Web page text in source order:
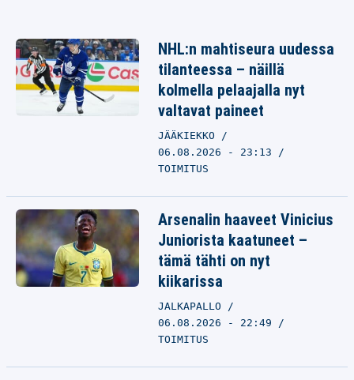
NHL:n mahtiseura uudessa
tilanteessa – näillä
kolmella pelaajalla nyt
valtavat paineet
JÄÄKIEKKO
06.08.2026 - 23:13
TOIMITUS
Arsenalin haaveet Vinicius
Juniorista kaatuneet –
tämä tähti on nyt
kiikarissa
JALKAPALLO
06.08.2026 - 22:49
TOIMITUS